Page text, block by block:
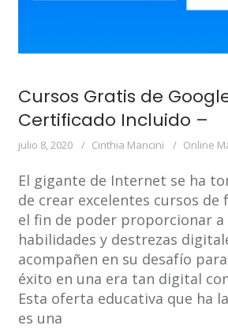
Cursos Gratis de
Certificado Incluido –
julio 8, 2020 Cinthia Mancini Online
El gigante de Internet se ha
de crear excelentes cursos de
el fin de poder proporcionar a
habilidades y destrezas
acompañen en su desafío
éxito en una era tan digital
Esta oferta educativa que ha
es una